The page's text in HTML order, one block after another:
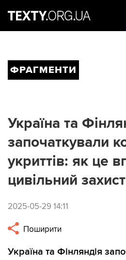
ФРАГМЕНТИ
Україна та
започаткували
укриттів: як це
цивільний захист
2025-05-29 14:11
Поширити
Україна та Фінляндія